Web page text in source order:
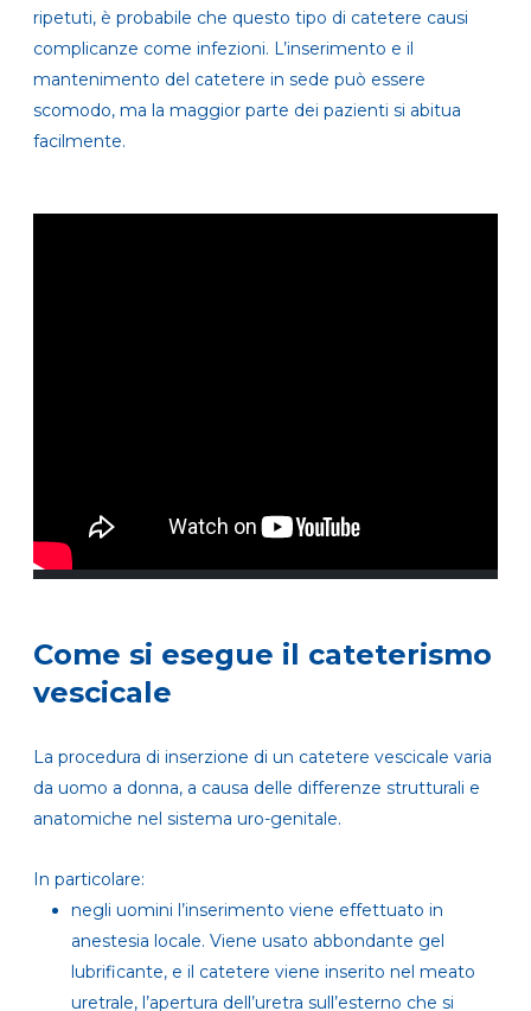
ripetuti, è probabile che questo tipo di catetere causi
complicanze come infezioni. L’inserimento e il
mantenimento del catetere in sede può essere
scomodo, ma la maggior parte dei pazienti si abitua
facilmente.
Come si esegue il cateterismo
vescicale
La procedura di inserzione di un catetere vescicale varia
da uomo a donna, a causa delle differenze strutturali e
anatomiche nel sistema uro-genitale.
In particolare:
negli uomini l’inserimento viene effettuato in
anestesia locale. Viene usato abbondante gel
lubrificante, e il catetere viene inserito nel meato
uretrale, l’apertura dell’uretra sull’esterno che si